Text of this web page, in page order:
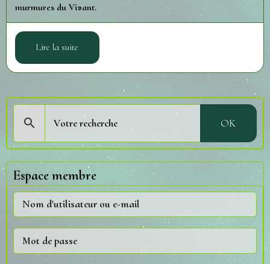
murmures du Vivant.
Lire la suite
OK
Espace membre